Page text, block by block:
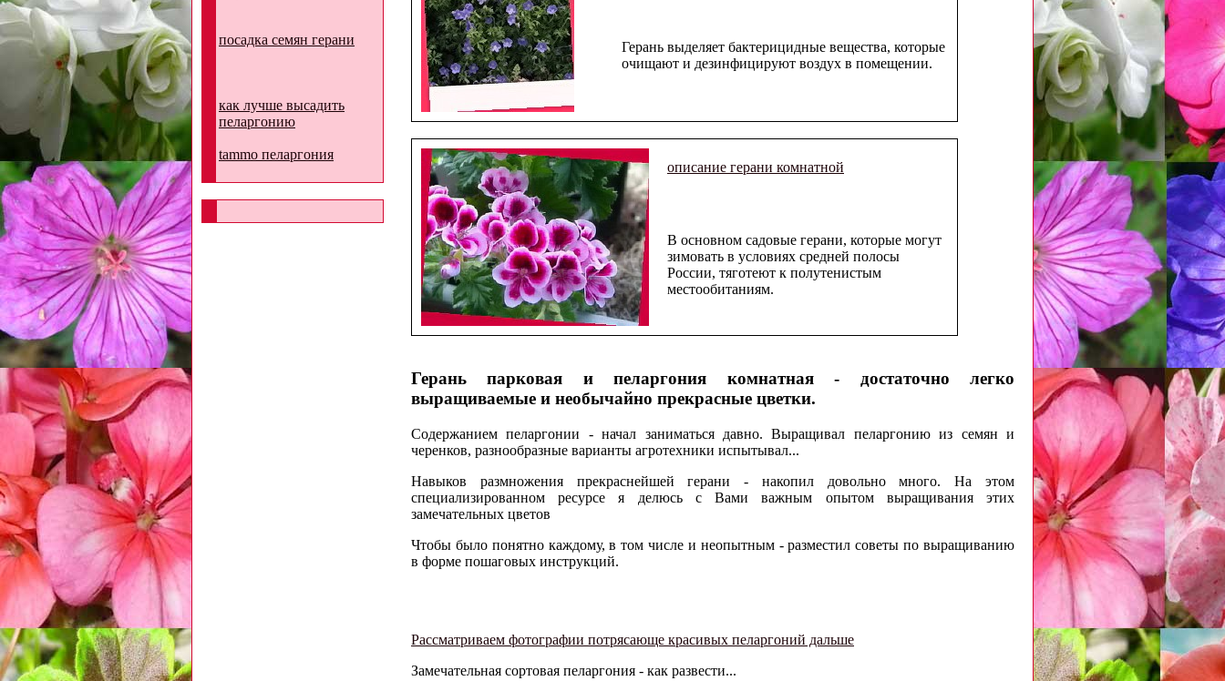
посадка семян герани
как лучше высадить
пеларгонию
tammo пеларгония
Герань выделяет бактерицидные вещества, которые
очищают и дезинфицируют воздух в помещении.
описание герани комнатной
В основном садовые герани, которые могут
зимовать в условиях средней полосы
России, тяготеют к полутенистым
местообитаниям.
Герань парковая и пеларгония комнатная - достаточно легко
выращиваемые и необычайно прекрасные цветки.
Содержанием пеларгонии - начал заниматься давно. Выращивал пеларгонию из семян и
черенков, разнообразные варианты агротехники испытывал...
Навыков размножения прекраснейшей герани - накопил довольно много. На этом
специализированном ресурсе я делюсь с Вами важным опытом выращивания этих
замечательных цветов
Чтобы было понятно каждому, в том числе и неопытным - разместил советы по выращиванию
в форме пошаговых инструкций.
Рассматриваем фотографии потрясающе красивых пеларгоний дальше
Замечательная сортовая пеларгония - как развести...